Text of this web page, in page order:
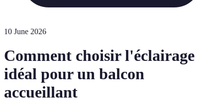
10 June 2026
Comment choisir l'éclairage
idéal pour un balcon
accueillant